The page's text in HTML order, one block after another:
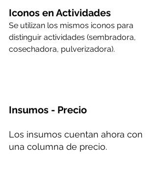
Iconos en Actividades
Se utilizan los mismos iconos para
distinguir actividades (sembradora,
cosechadora, pulverizadora).
Insumos - Precio
Los insumos cuentan ahora con
una columna de precio.